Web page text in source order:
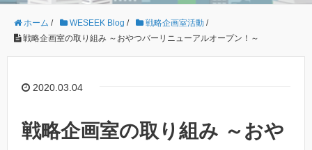
ホーム / WESEEK Blog / 戦略企画室活動 /
戦略企画室の取り組み ～おやつバーリニューアルオープン！～
2020.03.04
戦略企画室の取り組み ～おや